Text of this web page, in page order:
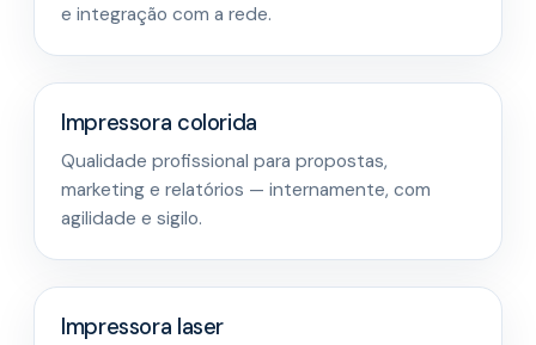
e integração com a rede.
Impressora colorida
Qualidade profissional para propostas,
marketing e relatórios — internamente, com
agilidade e sigilo.
Impressora laser